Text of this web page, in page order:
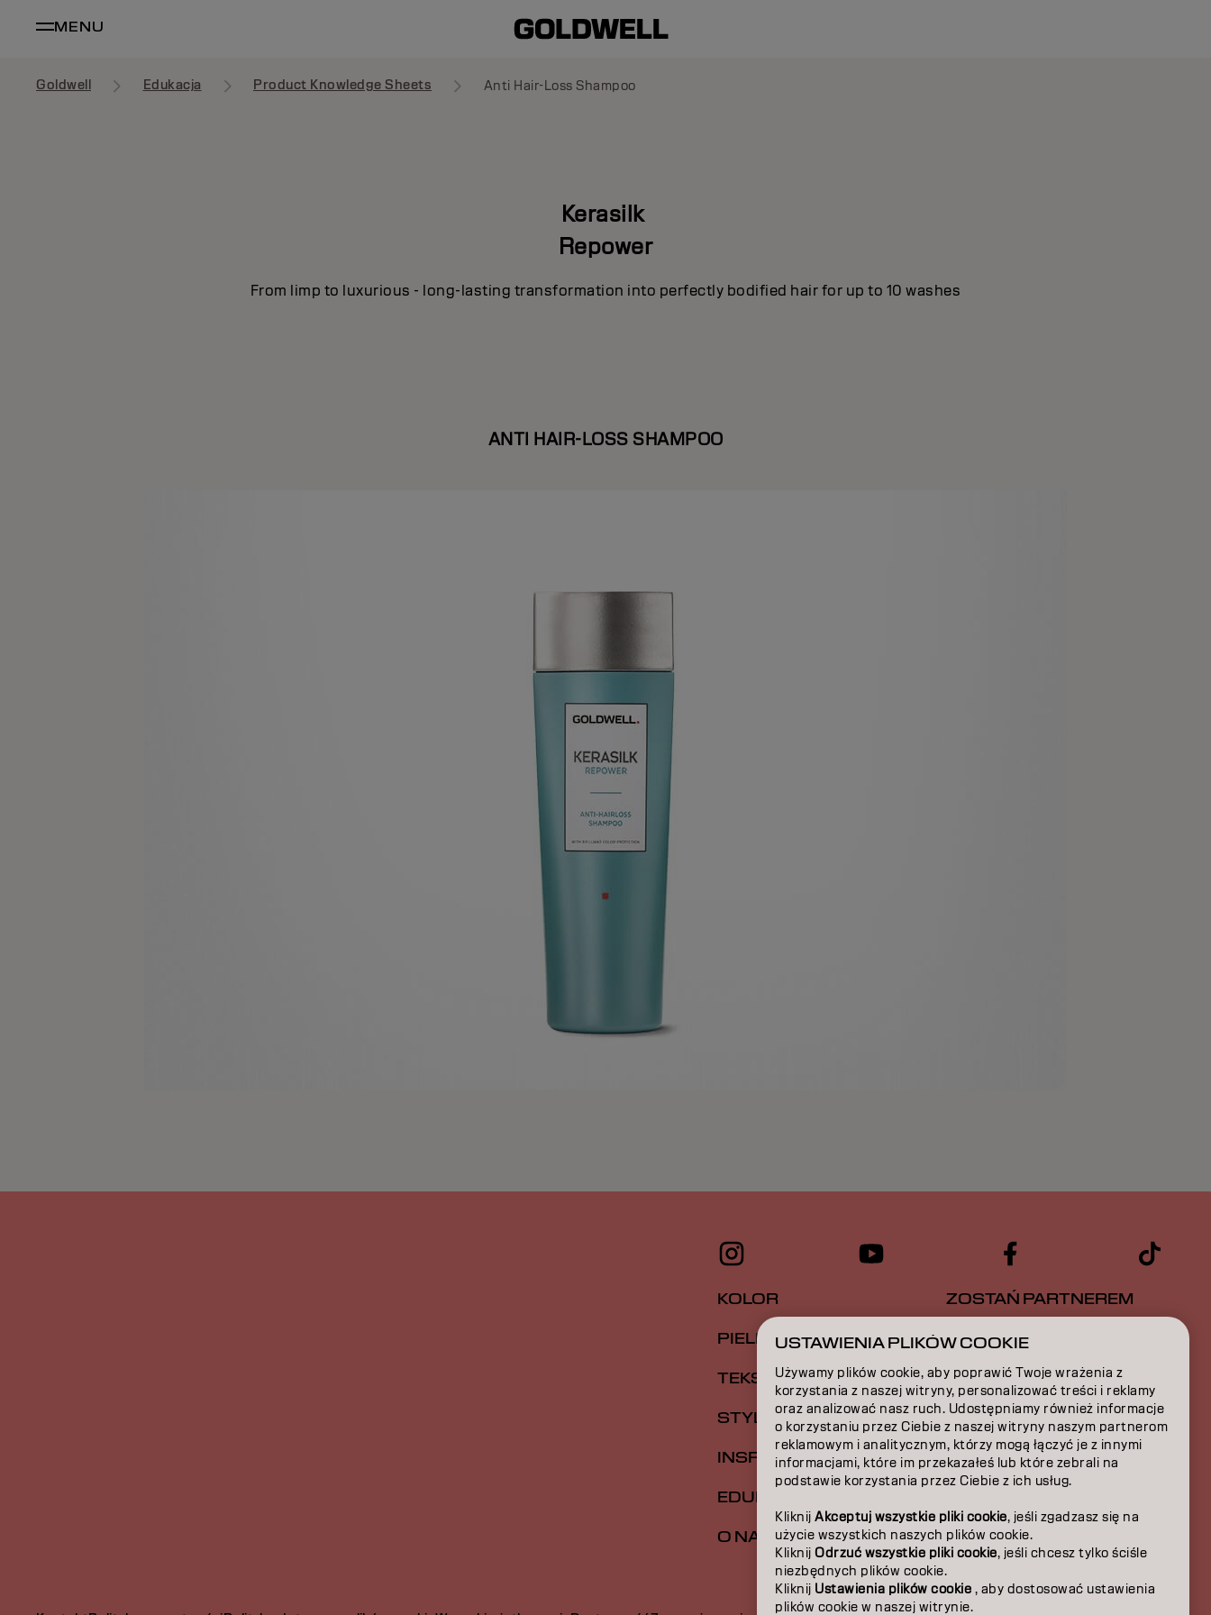
MENU
Goldwell Edukacja Product Knowledge Sheets Anti Hair-Loss Shampoo
Kerasilk
Repower
From limp to luxurious - long-lasting transformation into perfectly bodified hair for up to 10 washes
ANTI HAIR-LOSS SHAMPOO
KOLOR
PIELĘGNACJA
TEKSTURA
STYLIZACJA
INSPIRACJA
EDUKACJA
O NAS
ZOSTAŃ PARTNEREM
SKONTAKTUJ SIĘ Z NAMI
USTAWIENIA PLIKÓW COOKIE
Używamy plików cookie, aby poprawić Twoje wrażenia z
korzystania z naszej witryny, personalizować treści i reklamy
oraz analizować nasz ruch. Udostępniamy również informacje
o korzystaniu przez Ciebie z naszej witryny naszym partnerom
reklamowym i analitycznym, którzy mogą łączyć je z innymi
informacjami, które im przekazałeś lub które zebrali na
podstawie korzystania przez Ciebie z ich usług.
Kliknij Akceptuj wszystkie pliki cookie, jeśli zgadzasz się na
użycie wszystkich naszych plików cookie.
Kliknij Odrzuć wszystkie pliki cookie, jeśli chcesz tylko ściśle
niezbędnych plików cookie.
Kliknij Ustawienia plików cookie , aby dostosować ustawienia
plików cookie w naszej witrynie.